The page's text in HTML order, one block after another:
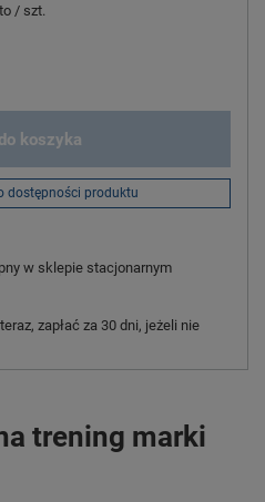
/ szt.
koszyka
dostępności produktu
w sklepie stacjonarnym
zapłać za 30 dni, jeżeli nie
trening marki